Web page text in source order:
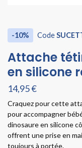
-10% Code
Attache
en silicone
14,95€
Craquez pour cette
pour accompagner
dinosaure en silicone
offrent une prise en
toujours à portée.